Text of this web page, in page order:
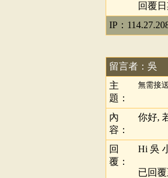
回覆日
IP：
留言者：吳
主
題：
無需接
內
容：
你好,
回
覆：
Hi 吳
已回